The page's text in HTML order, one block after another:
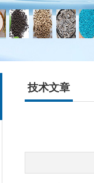
技术文章